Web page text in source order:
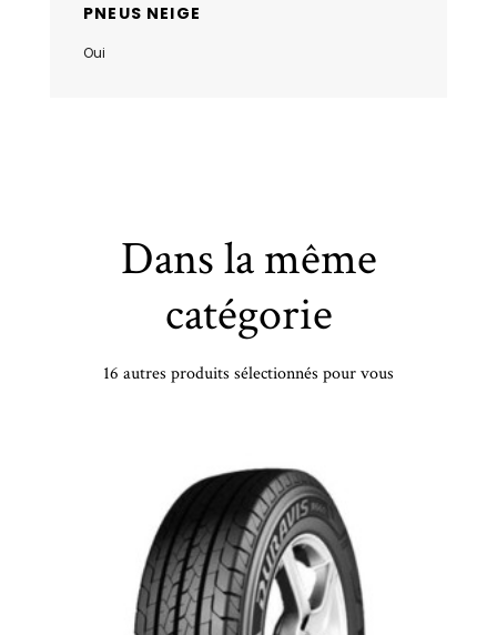
PNEUS NEIGE
Oui
Dans la même
catégorie
16 autres produits sélectionnés pour vous